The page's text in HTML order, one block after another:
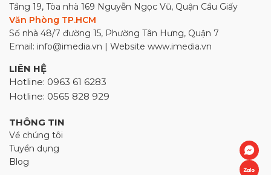
Tầng 19, Tòa nhà 169 Nguyễn Ngọc Vũ, Quận Cầu Giấy
Văn Phòng TP.HCM
Số nhà 48/7 đường 15, Phường Tân Hưng, Quận 7
Email: info@imedia.vn | Website www.imedia.vn
LIÊN HỆ
Hotline: 0963 61 6283
Hotline: 0565 828 929
THÔNG TIN
Về chúng tôi
Tuyển dụng
Blog